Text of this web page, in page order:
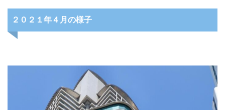
２０２１年４月の様子